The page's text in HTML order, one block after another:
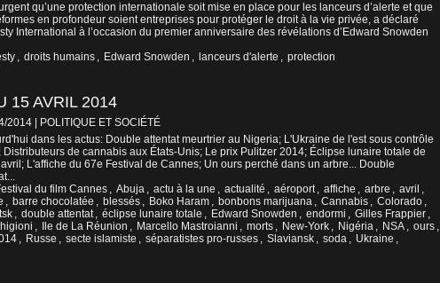
urgent qu’une protection internationale soit mise en place pour les lanceurs d’alerte et que
en profondeur soient entreprises pour protéger le droit à la vie privée, a déclaré
International à l’occasion du premier anniversaire des révélations d’Edward Snowden
, droits humains , Edward Snowden , lanceurs d'alerte , protection
15 AVRIL 2014
2014
POLITIQUE ET SOCIÉTÉ
dans les actus: Double attentat meurtrier au Nigeria; L'Ukraine de l'est sous contrôle
Distributeurs de cannabis aux États-Unis; Le prix Pulitzer 2014; Éclipse lunaire totale de
L'affiche du 67e Festival de Cannes; Un ours perché dans un arbre... Double
du film Cannes , Abuja , actu à la une , actualité , aéroport , affiche , arbre , avril ,
, barre chocolatée , blessés , Boko Haram , bonbons marijuana , Cannabis , Colorado ,
, double attentat , éclipse lunaire totale , Edward Snowden , endormi , Gilles Frappier ,
, Ile de La Réunion , Marcello Mastroianni , morts , New-York , Nigéria , NSA , ours ,
, Russe , secte islamiste , séparatistes pro-russes , Slaviansk , soda , Ukraine ,